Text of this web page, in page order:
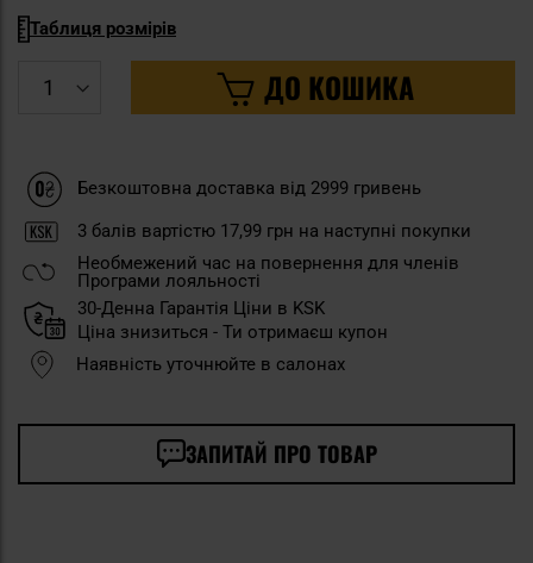
Таблиця розмірів
ДО КОШИКА
Безкоштовна доставка від 2999 гривень
3 балів вартістю 17,99 грн на наступні покупки
Необмежений час на повернення для членів
Програми лояльності
30-Денна Гарантія Ціни в KSK
Ціна знизиться - Ти отримаєш купон
Наявність уточнюйте в салонах
ЗАПИТАЙ ПРО ТОВАР